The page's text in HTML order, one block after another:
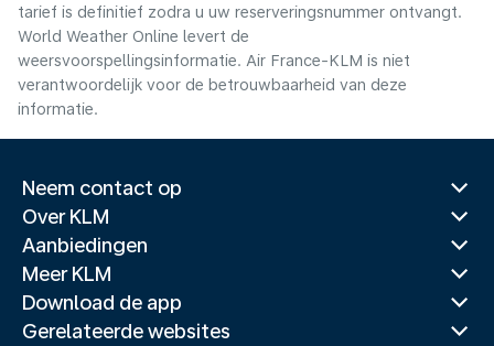
tarief is definitief zodra u uw reserveringsnummer ontvangt.
World Weather Online levert de
weersvoorspellingsinformatie. Air France-KLM is niet
verantwoordelijk voor de betrouwbaarheid van deze
informatie.
Neem contact op
Over KLM
Aanbiedingen
Meer KLM
Download de app
Gerelateerde websites